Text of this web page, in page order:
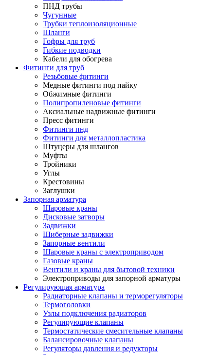
ПНД трубы
Чугунные
Трубки теплоизоляционные
Шланги
Гофры для труб
Гибкие подводки
Кабели для обогрева
Фитинги для труб
Резьбовые фитинги
Медные фитинги под пайку
Обжимные фитинги
Полипропиленовые фитинги
Аксиальные надвижные фитинги
Пресс фитинги
Фитинги пнд
Фитинги для металлопластика
Штуцеры для шлангов
Муфты
Тройники
Углы
Крестовины
Заглушки
Запорная арматура
Шаровые краны
Дисковые затворы
Задвижки
Шиберные задвижки
Запорные вентили
Шаровые краны с электроприводом
Газовые краны
Вентили и краны для бытовой техники
Электроприводы для запорной арматуры
Регулирующая арматура
Радиаторные клапаны и терморегуляторы
Термоголовки
Узлы подключения радиаторов
Регулирующие клапаны
Термостатические смесительные клапаны
Балансировочные клапаны
Регуляторы давления и редукторы